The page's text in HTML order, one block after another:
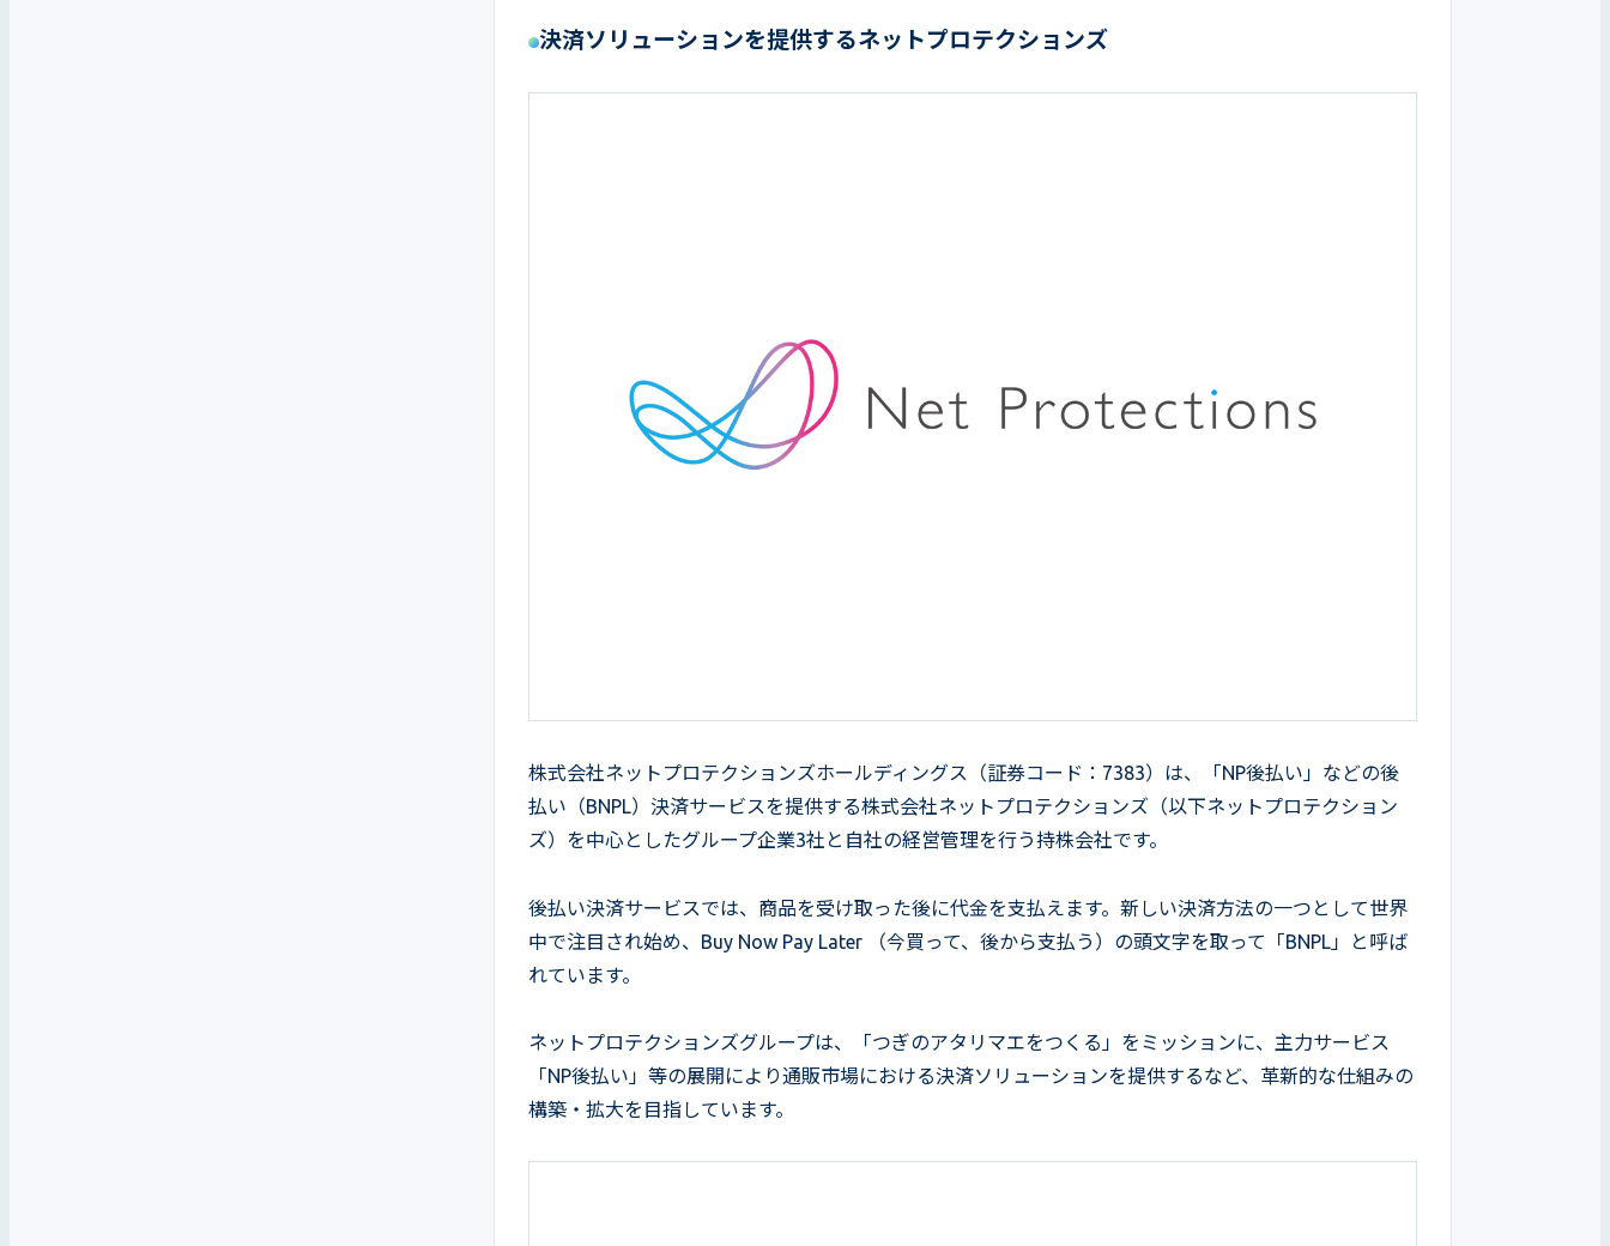
決済ソリューションを提供するネットプロテクションズ
株式会社ネットプロテクションズホールディングス（証券コード：7383）は、「NP後払い」などの後
払い（BNPL）決済サービスを提供する株式会社ネットプロテクションズ（以下ネットプロテクション
ズ）を中心としたグループ企業3社と自社の経営管理を行う持株会社です。
後払い決済サービスでは、商品を受け取った後に代金を支払えます。新しい決済方法の一つとして世界
中で注目され始め、Buy Now Pay Later （今買って、後から支払う）の頭文字を取って「BNPL」と呼ば
れています。
ネットプロテクションズグループは、「つぎのアタリマエをつくる」をミッションに、主力サービス
「NP後払い」等の展開により通販市場における決済ソリューションを提供するなど、革新的な仕組みの
構築・拡大を目指しています。